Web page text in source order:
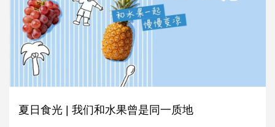
夏日食光 | 我们和水果曾是同一质地